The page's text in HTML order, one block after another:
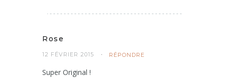
Rose
12 FÉVRIER 2015 RÉPONDRE
Super Original !